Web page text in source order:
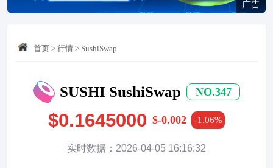
广告
首页 >行情 > SushiSwap
SUSHI SushiSwap NO.347
$0.1645000 $-0.002 -1.06%
实时数据：2026-04-05 16:16:32